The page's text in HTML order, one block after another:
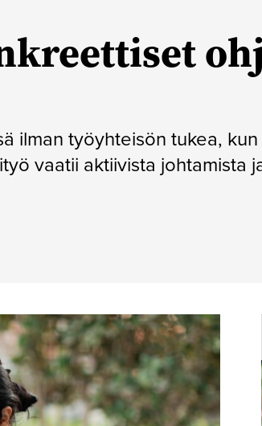
ilman työyhteisön tukea, kun
vaatii aktiivista johtamista